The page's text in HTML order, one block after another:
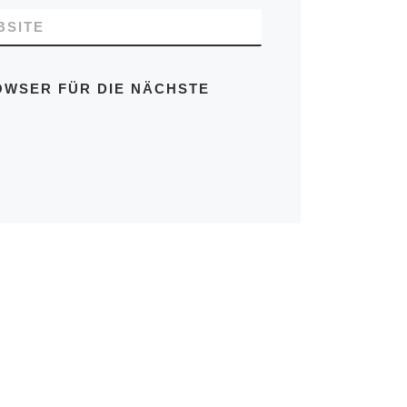
FÜR DIE NÄCHSTE